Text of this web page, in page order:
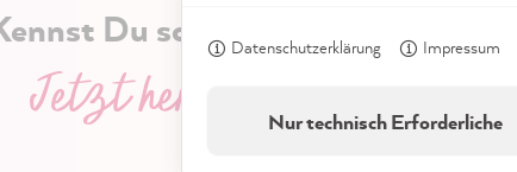
Du schon unsere App?
Jetzt herunterladen
Datenschutzerklärung Impressum
Nur technisch Erforderliche